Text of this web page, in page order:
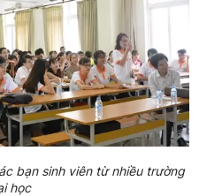
bạn sinh viên từ nhiều trường
học